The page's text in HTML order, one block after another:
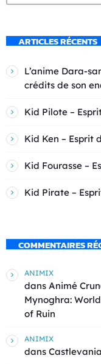
ARTICLES RÉCENTS
L’anime Dara-
crédits de son
Kid Pilote –
Kid Ken – Esprit
Kid Fourasse –
Kid Pirate –
COMMENTAIRES
ANIMIX
dans Animé
Mynoghra:
of Ruin
ANIMIX
dans